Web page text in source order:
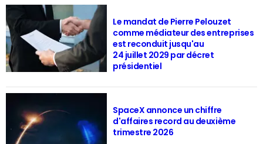
Le mandat de Pierre Pelouzet
comme médiateur des entreprises
est reconduit jusqu'au
24 juillet 2029 par décret
présidentiel
SpaceX annonce un chiffre
d'affaires record au deuxième
trimestre 2026